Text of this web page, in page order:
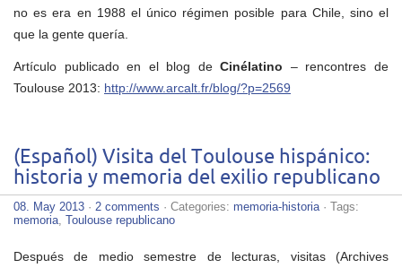
no es era en 1988 el único régimen posible para Chile, sino el
que la gente quería.
Artículo publicado en el blog deCinélatino – rencontres de
Toulouse 2013: http://www.arcalt.fr/blog/?p=2569
(Español) Visita del Toulouse hispánico:
historia y memoria del exilio republicano
08. May 2013 · 2 comments · Categories: memoria-historia· Tags:
memoria, Toulouse republicano
Después de medio semestre de lecturas, visitas (Archives